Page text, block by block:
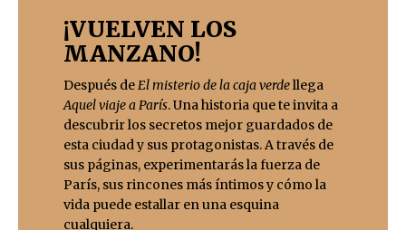
¡VUELVEN LOS
MANZANO!
Después deEl misterio de la caja verdellega
Aquel viaje a París. Una historia que te invita a
descubrir los secretos mejor guardados de
esta ciudad y sus protagonistas. A través de
sus páginas, experimentarás la fuerza de
París, sus rincones más íntimos y cómo la
vida puede estallar en una esquina
cualquiera.